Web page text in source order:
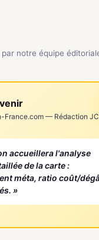
notre équipe
France.com — Rédaction
accueillera l'analyse
de la carte :
méta, ratio coût/
»